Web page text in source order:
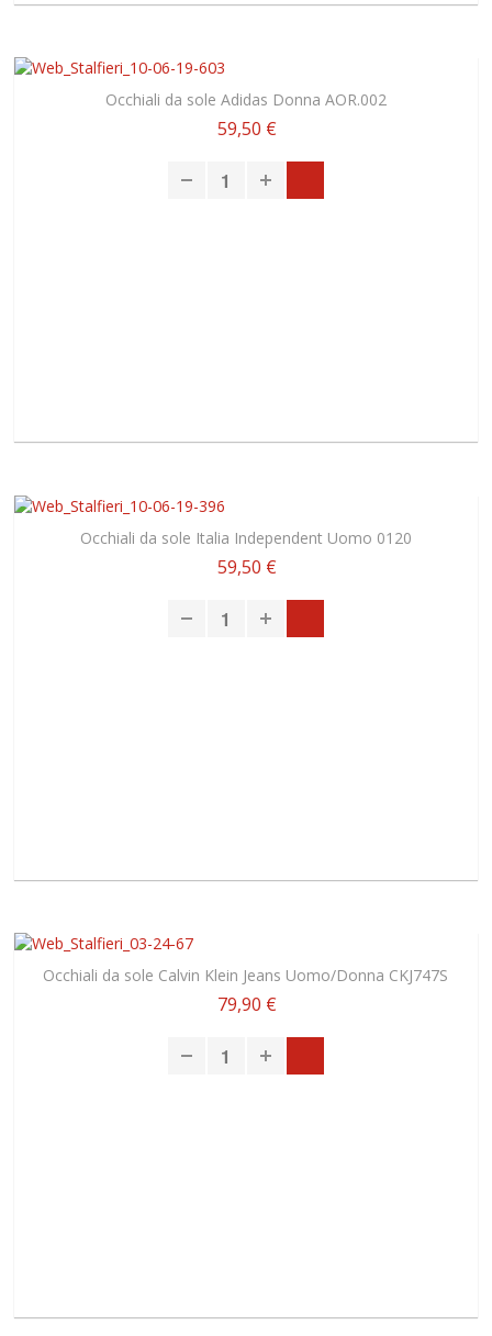
Occhiali da sole Adidas Donna AOR.002
59,50 €
Occhiali da sole Italia Independent Uomo 0120
59,50 €
Occhiali da sole Calvin Klein Jeans Uomo/Donna CKJ747S
79,90 €